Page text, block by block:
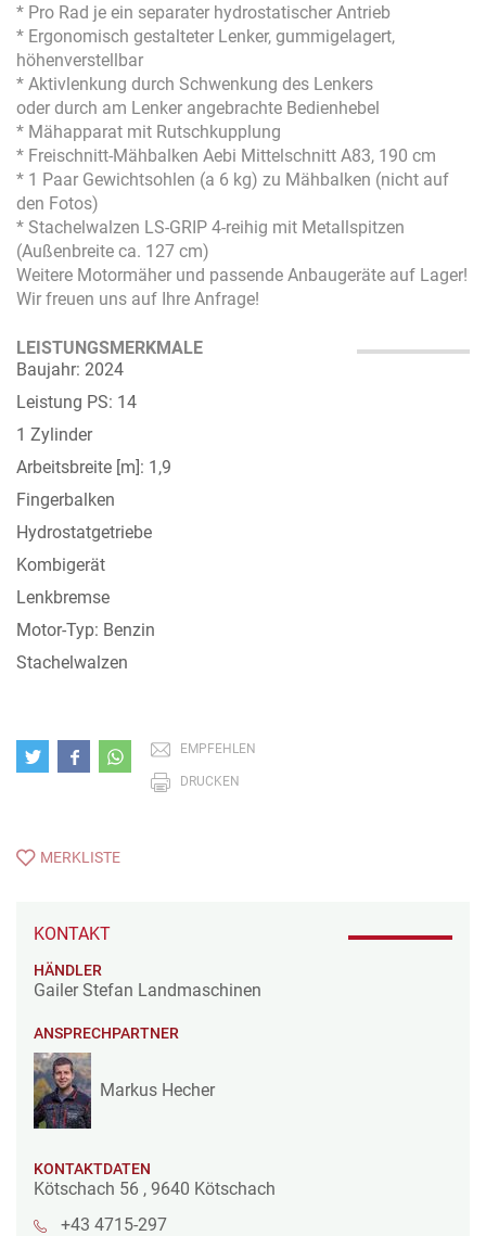
* Pro Rad je ein separater hydrostatischer Antrieb
* Ergonomisch gestalteter Lenker, gummigelagert,
höhenverstellbar
* Aktivlenkung durch Schwenkung des Lenkers
oder durch am Lenker angebrachte Bedienhebel
* Mähapparat mit Rutschkupplung
* Freischnitt-Mähbalken Aebi Mittelschnitt A83, 190 cm
* 1 Paar Gewichtsohlen (a 6 kg) zu Mähbalken (nicht auf
den Fotos)
* Stachelwalzen LS-GRIP 4-reihig mit Metallspitzen
(Außenbreite ca. 127 cm)
Weitere Motormäher und passende Anbaugeräte auf Lager!
Wir freuen uns auf Ihre Anfrage!
LEISTUNGSMERKMALE
Baujahr: 2024
Leistung PS: 14
1 Zylinder
Arbeitsbreite [m]: 1,9
Fingerbalken
Hydrostatgetriebe
Kombigerät
Lenkbremse
Motor-Typ: Benzin
Stachelwalzen
EMPFEHLEN
DRUCKEN
MERKLISTE
KONTAKT
HÄNDLER
Gailer Stefan Landmaschinen
ANSPRECHPARTNER
Markus Hecher
KONTAKTDATEN
Kötschach 56 , 9640 Kötschach
+43 4715-297